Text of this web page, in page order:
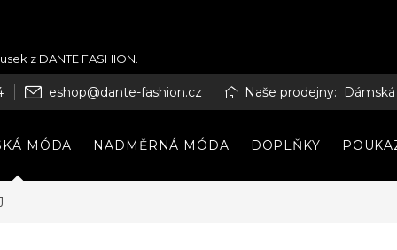
z DANTE FASHION.
eshop@dante-fashion.cz Naše prodejny:
MÓDA NADMĚRNÁ MÓDA DOPLŇKY